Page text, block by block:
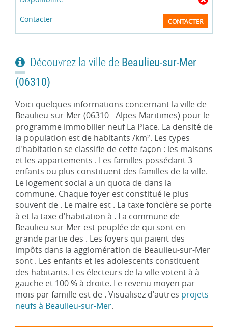
CONTACTER
Découvrez la ville de Beaulieu-sur-Mer
(06310)
Voici quelques informations concernant la ville de
Beaulieu-sur-Mer (06310 - Alpes-Maritimes) pour le
programme immobilier neuf La Place. La densité de
la population est de habitants /km². Les types
d'habitation se classifie de cette façon : les maisons
et les appartements . Les familles possédant 3
enfants ou plus constituent des familles de la ville.
Le logement social a un quota de dans la
commune. Chaque foyer est constitué le plus
souvent de . Le maire est . La taxe foncière se porte
à et la taxe d'habitation à . La commune de
Beaulieu-sur-Mer est peuplée de qui sont en
grande partie des . Les foyers qui paient des
impôts dans la agglomération de Beaulieu-sur-Mer
sont . Les enfants et les adolescents constituent
des habitants. Les électeurs de la ville votent à à
gauche et 100 % à droite. Le revenu moyen par
mois par famille est de . Visualisez d'autres projets
neufs à Beaulieu-sur-Mer.